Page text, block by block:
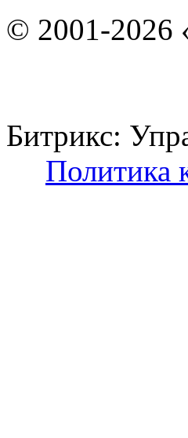
© 2001-2026
Битрикс:
Политика